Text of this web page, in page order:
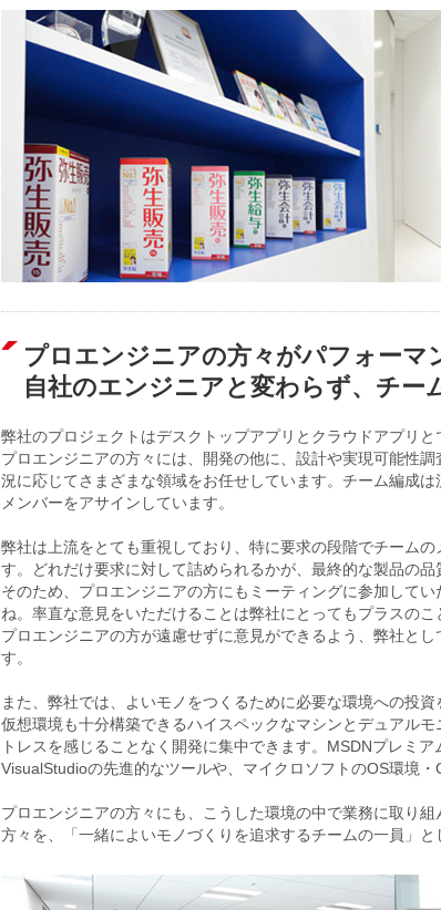
プロエンジニアの方々がパフォーマ
自社のエンジニアと変わらず、チー
弊社のプロジェクトはデスクトップアプリとクラウドアプリ
プロエンジニアの方々には、開発の他に、設計や実現可能性
況に応じてさまざまな領域をお任せしています。チーム編成
メンバーをアサインしています。
弊社は上流をとても重視しており、特に要求の段階でチーム
す。どれだけ要求に対して詰められるかが、最終的な製品の品
そのため、プロエンジニアの方にもミーティングに参加して
ね。率直な意見をいただけることは弊社にとってもプラスのこ
プロエンジニアの方が遠慮せずに意見ができるよう、弊社と
す。
また、弊社では、よいモノをつくるために必要な環境への投資
仮想環境も十分構築できるハイスペックなマシンとデュアル
トレスを感じることなく開発に集中できます。MSDNプレミ
VisualStudioの先進的なツールや、マイクロソフトのOS環境
プロエンジニアの方々にも、こうした環境の中で業務に取り
方々を、「一緒によいモノづくりを追求するチームの一員」と